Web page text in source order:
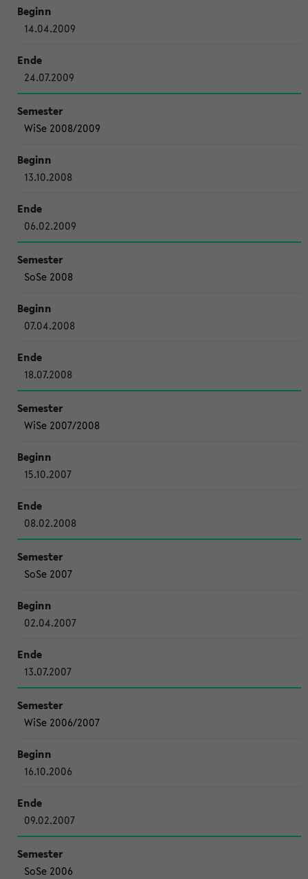
14.04.2009
24.07.2009
WiSe 2008/2009
13.10.2008
06.02.2009
SoSe 2008
07.04.2008
18.07.2008
WiSe 2007/2008
15.10.2007
08.02.2008
SoSe 2007
02.04.2007
13.07.2007
WiSe 2006/2007
16.10.2006
09.02.2007
SoSe 2006